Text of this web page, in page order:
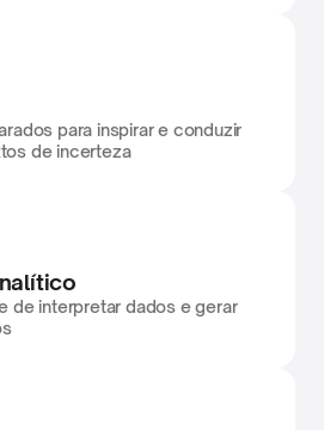
para inspirar e conduzir
de incerteza
de interpretar dados e gerar